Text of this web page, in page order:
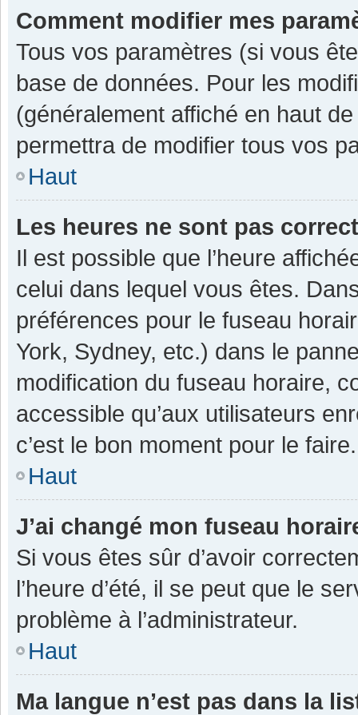
Comment modifier mes
Tous vos paramètres (si vous
base de données. Pour les
(généralement affiché en haut
permettra de modifier tous vos
Haut
Les heures ne sont pas
Il est possible que l’heure
celui dans lequel vous êtes.
préférences pour le fuseau
York, Sydney, etc.) dans le
modification du fuseau horaire,
accessible qu’aux utilisateurs
c’est le bon moment pour le faire.
Haut
J’ai changé mon fuseau
Si vous êtes sûr d’avoir
l’heure d’été, il se peut que le
problème à l’administrateur.
Haut
Ma langue n’est pas dans la